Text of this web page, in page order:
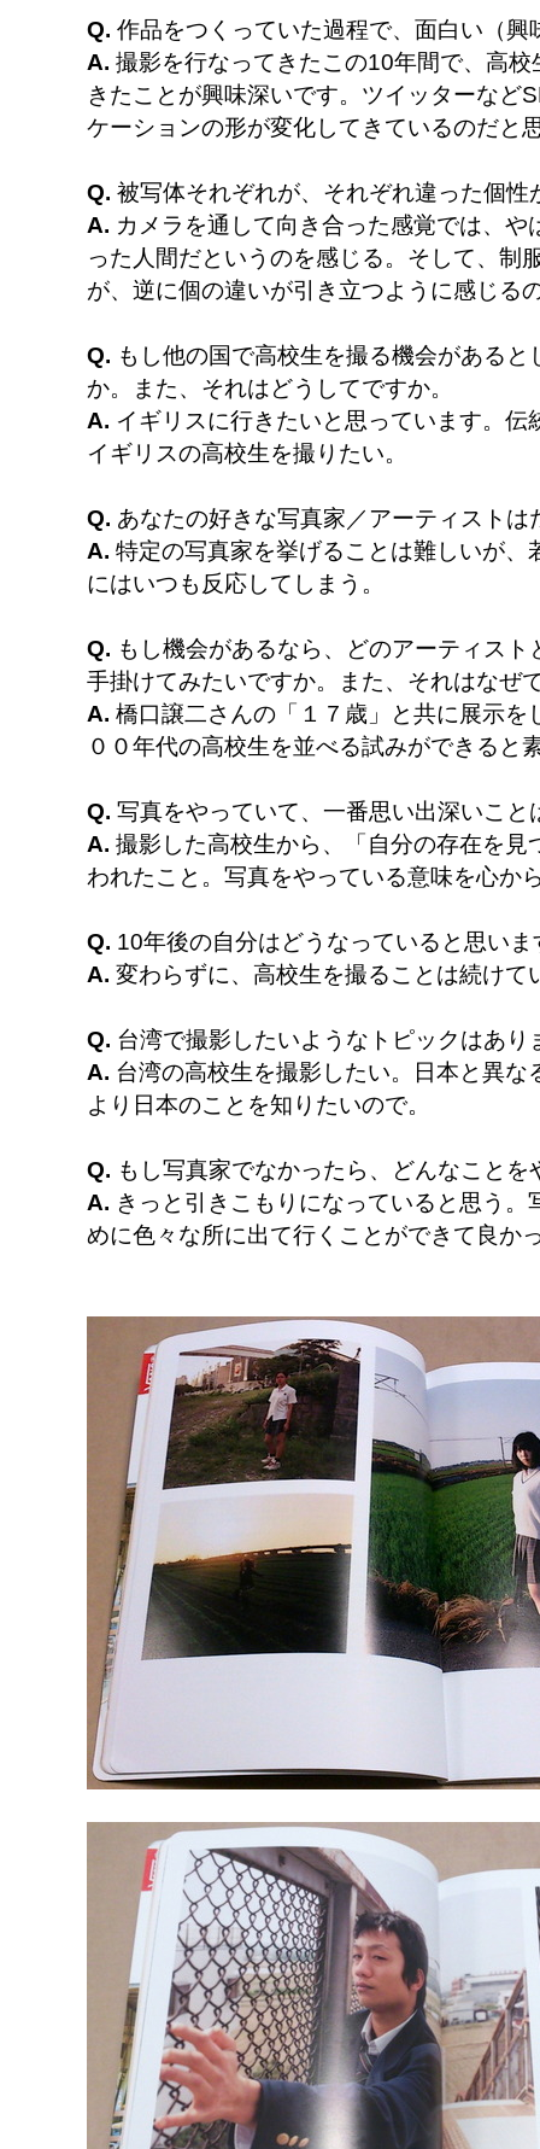
Q. 作品をつくっていた過程で、面白い（
A. 撮影を行なってきたこの10年間で、高
きたことが興味深いです。ツイッターなど
ケーションの形が変化してきているのだと
Q. 被写体それぞれが、それぞれ違った個性
A. カメラを通して向き合った感覚では、
った人間だというのを感じる。そして、制
が、逆に個の違いが引き立つように感じる
Q. もし他の国で高校生を撮る機会がある
か。また、それはどうしてですか。
A. イギリスに行きたいと思っています。
イギリスの高校生を撮りたい。
Q. あなたの好きな写真家／アーティストは
A. 特定の写真家を挙げることは難しいが
にはいつも反応してしまう。
Q. もし機会があるなら、どのアーティス
手掛けてみたいですか。また、それはなぜ
A. 橋口譲二さんの「１７歳」と共に展示
００年代の高校生を並べる試みができると
Q. 写真をやっていて、一番思い出深いこと
A. 撮影した高校生から、「自分の存在を
われたこと。写真をやっている意味を心か
Q. 10年後の自分はどうなっていると思いま
A. 変わらずに、高校生を撮ることは続けて
Q. 台湾で撮影したいようなトピックはあ
A. 台湾の高校生を撮影したい。日本と異
より日本のことを知りたいので。
Q. もし写真家でなかったら、どんなこと
A. きっと引きこもりになっていると思う
めに色々な所に出て行くことができて良か